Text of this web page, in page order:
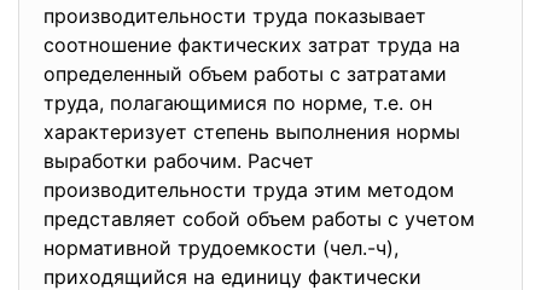
производительности труда показывает
соотношение фактических затрат труда на
определенный объем работы с затратами
труда, полагающимися по норме, т.е. он
характеризует степень выполнения нормы
выработки рабочим. Расчет
производительности труда этим методом
представляет собой объем работы с учетом
нормативной трудоемкости (чел.-ч),
приходящийся на единицу фактически